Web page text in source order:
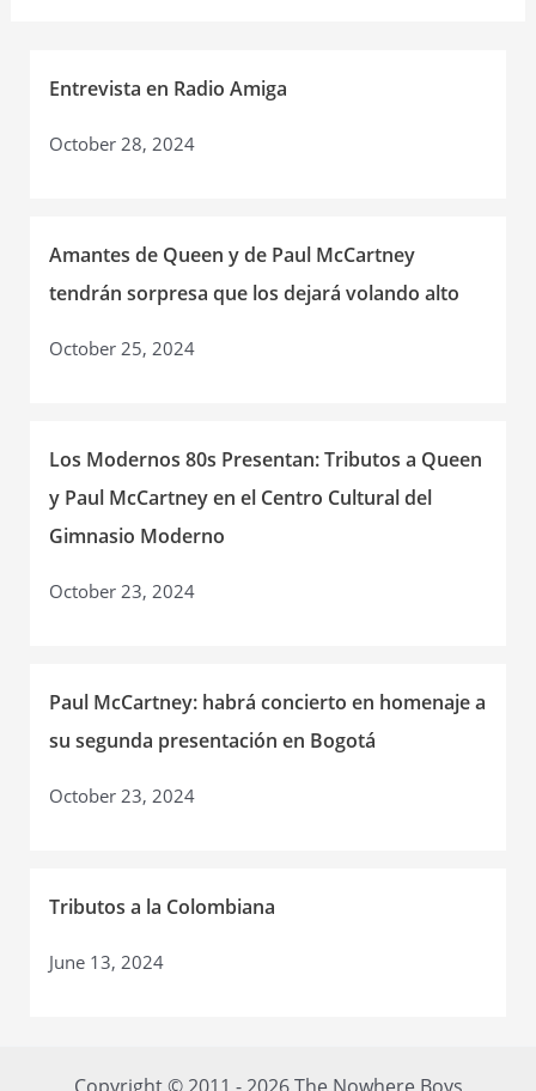
de
McCartney
que
dejará
volando
Entrevista en Radio Amiga
October 28, 2024
Amantes de Queen y de Paul McCartney
tendrán sorpresa que los dejará volando alto
October 25, 2024
Los Modernos 80s Presentan: Tributos a Queen
y Paul McCartney en el Centro Cultural del
Gimnasio Moderno
October 23, 2024
Paul McCartney: habrá concierto en homenaje a
su segunda presentación en Bogotá
October 23, 2024
Tributos a la Colombiana
June 13, 2024